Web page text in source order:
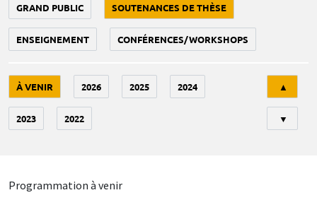
GRAND PUBLIC SOUTENANCES DE THÈSE
ENSEIGNEMENT CONFÉRENCES/WORKSHOPS
À VENIR 2026 2025 2024
2023 2022
▲
▼
Programmation à venir